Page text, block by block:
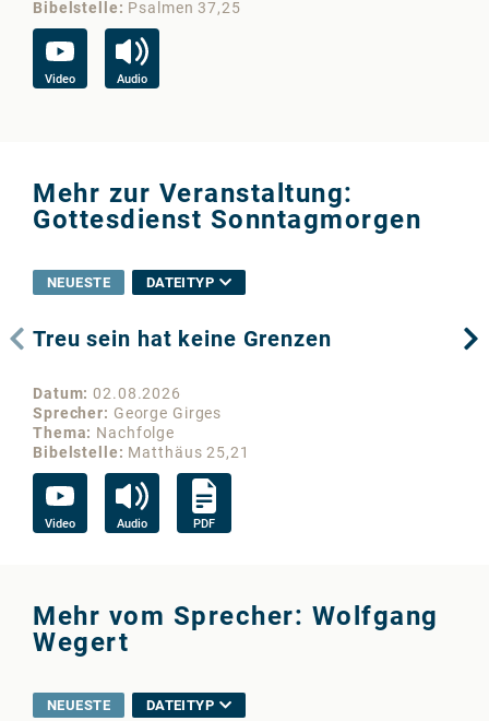
Bibelstelle
Psalmen 37,25
Video Audio
Mehr zur Veranstaltung:
Gottesdienst Sonntagmorgen
NEUESTE DATEITYP
Treu sein hat keine Grenzen
Datum 02.08.2026
Sprecher
George Girges
Thema
Nachfolge
Bibelstelle
Matthäus 25,21
Video Audio PDF
Mehr vom Sprecher: Wolfgang
Wegert
NEUESTE DATEITYP